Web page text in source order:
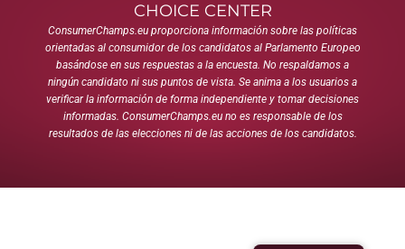
CHOICE CENTER
ConsumerChamps.eu proporciona información sobre las políticas
orientadas al consumidor de los candidatos al Parlamento Europeo
basándose en sus respuestas a la encuesta. No respaldamos a
ningún candidato ni sus puntos de vista. Se anima a los usuarios a
verificar la información de forma independiente y tomar decisiones
informadas. ConsumerChamps.eu no es responsable de los
resultados de las elecciones ni de las acciones de los candidatos.